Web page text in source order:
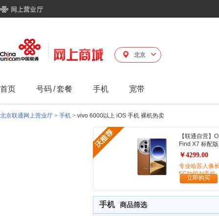
北京
首页 号码/套餐 手机 宽带
北京联通网上营业厅 > 手机 > vivo 6000以上 iOS 手机 裸机热卖
【联通自营】
Find X7 标配版
￥4299.00
专业哈苏人像
5G拍照AI手机
立即购买
手机 商品筛选